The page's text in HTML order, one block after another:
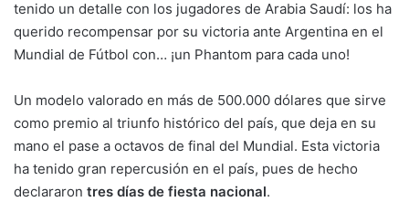
tenido un detalle con los jugadores de Arabia Saudí: los ha
querido recompensar por su victoria ante Argentina en el
Mundial de Fútbol con… ¡un Phantom para cada uno!
Un modelo valorado en más de 500.000 dólares que sirve
como premio al triunfo histórico del país, que deja en su
mano el pase a octavos de final del Mundial. Esta victoria
ha tenido gran repercusión en el país, pues de hecho
declararon tres días de fiesta nacional.